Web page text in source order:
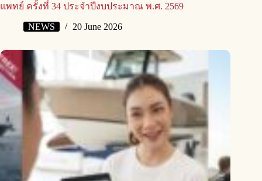
แพทย์ ครั้งที่ 34 ประจำปีงบประมาณ พ.ศ. 2569
NEWS 20 June 2026